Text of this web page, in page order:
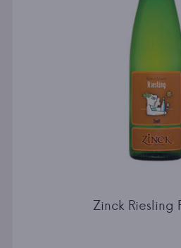
Zinck Riesling